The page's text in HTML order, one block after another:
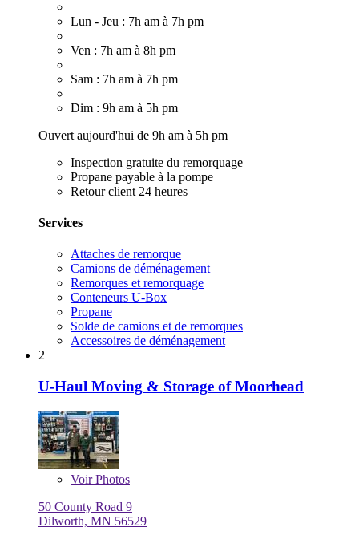
Lun - Jeu : 7h am à 7h pm
Ven : 7h am à 8h pm
Sam : 7h am à 7h pm
Dim : 9h am à 5h pm
Ouvert aujourd'hui de 9h am à 5h pm
Inspection gratuite du remorquage
Propane payable à la pompe
Retour client 24 heures
Services
Attaches de remorque
Camions de déménagement
Remorques et remorquage
Conteneurs U-Box
Propane
Solde de camions et de remorques
Accessoires de déménagement
2
U-Haul Moving & Storage of Moorhead
VoirPhotos
50 County Road 9
Dilworth, MN 56529